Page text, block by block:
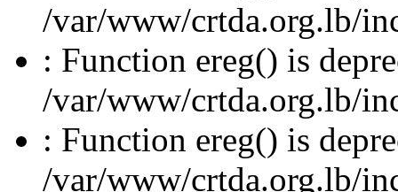
/var/www/crtda.org.lb/
: Function ereg() is
/var/www/crtda.org.lb/
: Function ereg() is
/var/www/crtda.org.lb/